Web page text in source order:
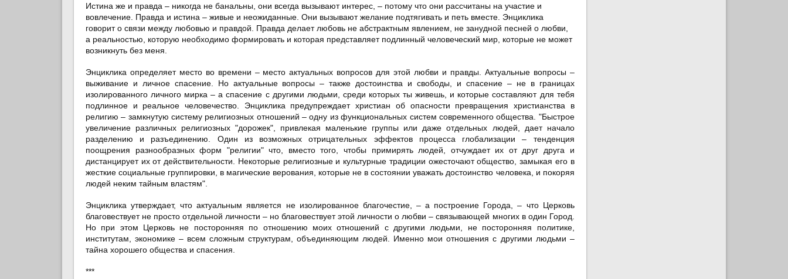
Истина же и правда – никогда не банальны, они всегда вызывают интерес, – потому что они рассчитаны на участие и
вовлечение. Правда и истина – живые и неожиданные. Они вызывают желание подтягивать и петь вместе. Энциклика
говорит о связи между любовью и правдой. Правда делает любовь не абстрактным явлением, не занудной песней о любви,
а реальностью, которую необходимо формировать и которая представляет подлинный человеческий мир, которые не может
возникнуть без меня.
Энциклика определяет место во времени – место актуальных вопросов для этой любви и правды. Актуальные вопросы –
выживание и личное спасение. Но актуальные вопросы – также достоинства и свободы, и спасение – не в границах
изолированного личного мирка – а спасение с другими людьми, среди которых ты живешь, и которые составляют для тебя
подлинное и реальное человечество. Энциклика предупреждает христиан об опасности превращения христианства в
религию – замкнутую систему религиозных отношений – одну из функциональных систем современного общества. "Быстрое
увеличение различных религиозных "дорожек", привлекая маленькие группы или даже отдельных людей, дает начало
разделению и разъединению. Один из возможных отрицательных эффектов процесса глобализации – тенденция
поощрения разнообразных форм "религии" что, вместо того, чтобы примирять людей, отчуждает их от друг друга и
дистанцирует их от действительности. Некоторые религиозные и культурные традиции ожесточают общество, замыкая его в
жесткие социальные группировки, в магические верования, которые не в состоянии уважать достоинство человека, и покоряя
людей неким тайным властям".
Энциклика утверждает, что актуальным является не изолированное благочестие, – а построение Города, – что Церковь
благовествует не просто отдельной личности – но благовествует этой личности о любви – связывающей многих в один Город.
Но при этом Церковь не посторонняя по отношению моих отношений с другими людьми, не посторонняя политике,
институтам, экономике – всем сложным структурам, объединяющим людей. Именно мои отношения с другими людьми –
тайна хорошего общества и спасения.
***